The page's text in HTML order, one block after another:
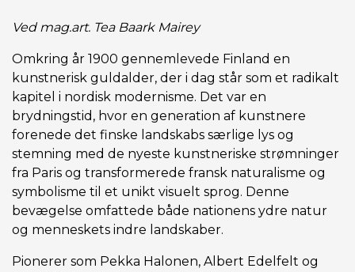
Ved mag.art. Tea Baark Mairey
Omkring år 1900 gennemlevede Finland en
kunstnerisk guldalder, der i dag står som et radikalt
kapitel i nordisk modernisme. Det var en
brydningstid, hvor en generation af kunstnere
forenede det finske landskabs særlige lys og
stemning med de nyeste kunstneriske strømninger
fra Paris og transformerede fransk naturalisme og
symbolisme til et unikt visuelt sprog. Denne
bevægelse omfattede både nationens ydre natur
og menneskets indre landskaber.
Pionerer som Pekka Halonen, Albert Edelfelt og